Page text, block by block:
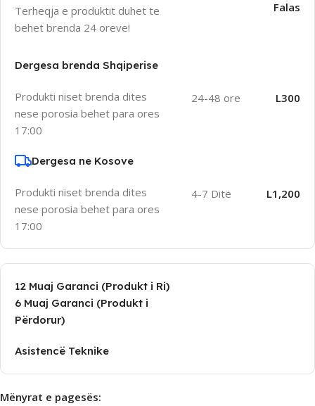
Terheqja e produktit duhet te
behet brenda 24 oreve!
Falas
Dergesa brenda Shqiperise
Produkti niset brenda dites
nese porosia behet para ores
17:00
24-48 ore L300
Dergesa ne Kosove
Produkti niset brenda dites
nese porosia behet para ores
17:00
4-7 Ditë L1,200
12 Muaj Garanci (Produkt i Ri)
6 Muaj Garanci (Produkt i
Përdorur)
Asistencë Teknike
Mënyrat e pagesës: